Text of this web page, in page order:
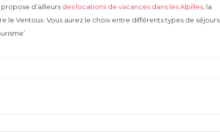
d’ailleurs des locations de vacances dans les Alpilles , la
le Ventoux. Vous aurez le choix entre différents types de séjours